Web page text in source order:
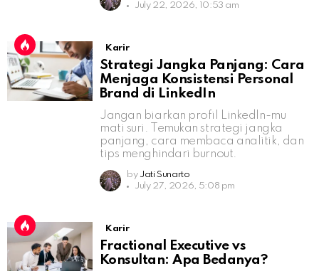
July 22, 2026, 10:53 am
Karir
Strategi Jangka Panjang: Cara
Menjaga Konsistensi Personal
Brand di LinkedIn
Jangan biarkan profil LinkedIn-mu
mati suri. Temukan strategi jangka
panjang, cara membaca analitik, dan
tips menghindari burnout.
by Jati Sunarto
July 27, 2026, 5:08 pm
Karir
Fractional Executive vs
Konsultan: Apa Bedanya?